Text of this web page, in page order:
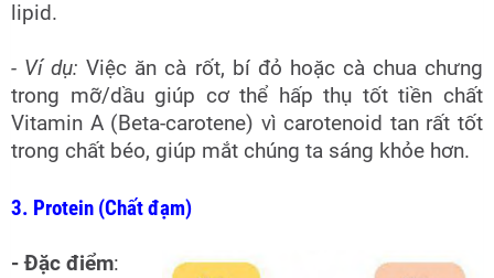
lipid.
- Ví dụ: Việc ăn cà rốt, bí đỏ hoặc cà chua chưng
trong mỡ/dầu giúp cơ thể hấp thụ tốt tiền chất
Vitamin A (Beta-carotene) vì carotenoid tan rất tốt
trong chất béo, giúp mắt chúng ta sáng khỏe hơn.
3. Protein (Chất đạm)
- Đặc điểm: